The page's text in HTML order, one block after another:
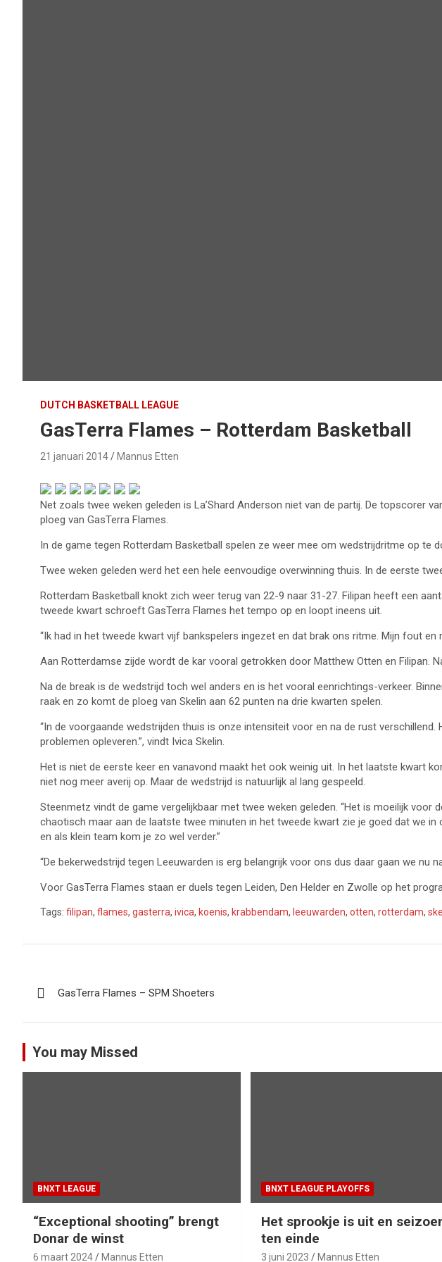
DUTCH BASKETBALL LEAGUE
GasTerra Flames – Rotterdam Basketball
21 januari 2014 Mannus Etten
Net zoals twee weken geleden is La’Shard Anderson niet van de partij. De topscorer
ploeg van GasTerra Flames.
In de game tegen Rotterdam Basketball spelen ze weer mee om wedstrijdritme op te
Twee weken geleden werd het een hele eenvoudige overwinning thuis. In de eerste
Rotterdam Basketball knokt zich weer terug van 22-9 naar 31-27. Filipan heeft een
tweede kwart schroeft GasTerra Flames het tempo op en loopt ineens uit.
“Ik had in het tweede kwart vijf bankspelers ingezet en dat brak ons ritme. Mijn fout
Aan Rotterdamse zijde wordt de kar vooral getrokken door Matthew Otten en Filipan.
Na de break is de wedstrijd toch wel anders en is het vooral eenrichtings-verkeer.
raak en zo komt de ploeg van Skelin aan 62 punten na drie kwarten spelen.
“In de voorgaande wedstrijden thuis is onze intensiteit voor en na de rust
problemen opleveren.”, vindt Ivica Skelin.
Het is niet de eerste keer en vanavond maakt het ook weinig uit. In het laatste kwart
niet nog meer averij op. Maar de wedstrijd is natuurlijk al lang gespeeld.
Steenmetz vindt de game vergelijkbaar met twee weken geleden. “Het is moeilijk
chaotisch maar aan de laatste twee minuten in het tweede kwart zie je goed dat we
en als klein team kom je zo wel verder.”
“De bekerwedstrijd tegen Leeuwarden is erg belangrijk voor ons dus daar gaan we nu
Voor GasTerra Flames staan er duels tegen Leiden, Den Helder en Zwolle op het
Tags: filipan, flames, gasterra, ivica, koenis, krabbendam, leeuwarden, otten, rotterdam,
navigatie
GasTerra Flames – SPM Shoeters
You may Missed
BNXT LEAGUE
“Exceptional shooting” brengt
Donar de winst
6 maart 2024 Mannus Etten
BNXT LEAGUE PLAYOFFS
Het sprookje is uit en
ten einde
3 juni 2023 Mannus Etten